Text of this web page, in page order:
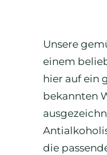
Unsere
einem
hier auf ein
bekannten
die